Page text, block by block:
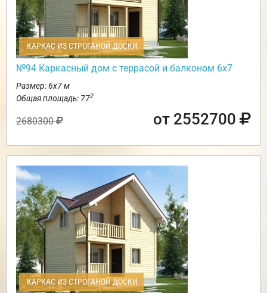
КАРКАС ИЗ СТРОГАНОЙ ДОСКИ
№94 Каркасный дом с террасой и балконом 6х7
Размер: 6х7 м
Общая площадь: 772
2680300 от 2552700
КАРКАС ИЗ СТРОГАНОЙ ДОСКИ